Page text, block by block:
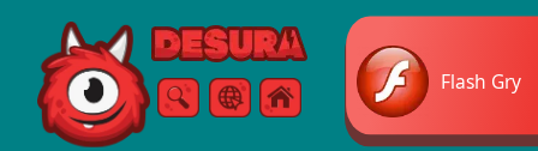
Free Online Games
SzukajMenu
Flash Gry